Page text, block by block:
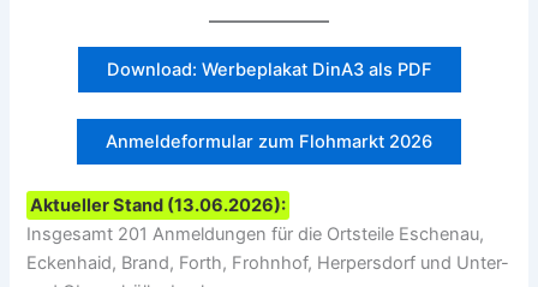
Download: Werbeplakat DinA3 als PDF
Anmeldeformular zum Flohmarkt 2026
Aktueller Stand (13.06.2026):
Insgesamt 201 Anmeldungen für die Ortsteile Eschenau,
Eckenhaid, Brand, Forth, Frohnhof, Herpersdorf und Unter-